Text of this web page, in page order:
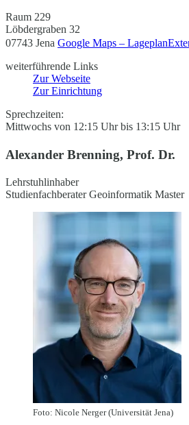
Raum 229
Löbdergraben 32
07743 Jena Google Maps – Lageplan
weiterführende Links
Zur Webseite
Zur Einrichtung
Sprechzeiten:
Mittwochs von 12:15 Uhr bis 13:15 Uhr
Alexander Brenning, Prof. Dr.
Lehrstuhlinhaber
Studienfachberater Geoinformatik Master
Foto: Nicole Nerger (Universität Jena)